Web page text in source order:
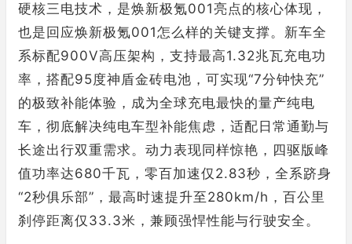
硬核三电技术，是焕新极氪001亮点的核心体现，
也是回应焕新极氪001怎么样的关键支撑。新车全
系标配900V高压架构，支持最高1.32兆瓦充电功
率，搭配95度神盾金砖电池，可实现“7分钟快充”
的极致补能体验，成为全球充电最快的量产纯电
车，彻底解决纯电车型补能焦虑，适配日常通勤与
长途出行双重需求。动力表现同样惊艳，四驱版峰
值功率达680千瓦，零百加速仅2.83秒，全系跻身
“2秒俱乐部”，最高时速提升至280km/h，百公里
刹停距离仅33.3米，兼顾强悍性能与行驶安全。